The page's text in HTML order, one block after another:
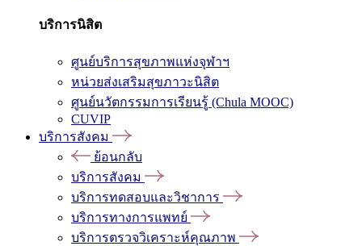
บริการนิสิต
ศูนย์บริการสุขภาพแห่งจุฬาฯ
หน่วยส่งเสริมสุขภาวะนิสิต
ศูนย์นวัตกรรมการเรียนรู้ (Chula MOOC)
CUVIP
บริการสังคม
ย้อนกลับ
บริการสังคม
บริการทดสอบและวิชาการ
บริการทางการแพทย์
บริการตรวจวิเคราะห์คุณภาพ